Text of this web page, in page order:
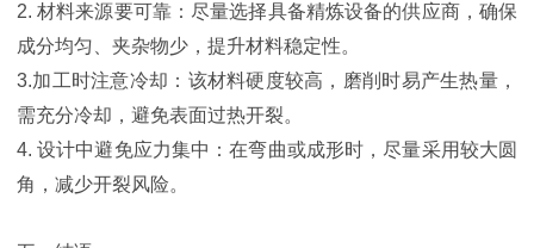
2. 材料来源要可靠：尽量选择具备精炼设备的供应商，确保
成分均匀、夹杂物少，提升材料稳定性。
3.加工时注意冷却：该材料硬度较高，磨削时易产生热量，
需充分冷却，避免表面过热开裂。
4. 设计中避免应力集中：在弯曲或成形时，尽量采用较大圆
角，减少开裂风险。